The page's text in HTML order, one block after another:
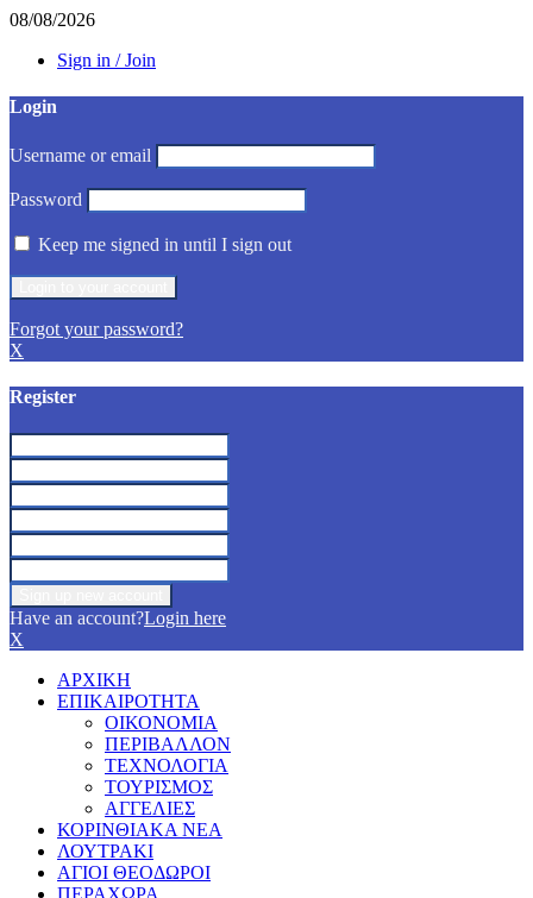
08/08/2026
Sign in / Join
Login
Username or email
Password
Keep me signed in until I sign out
Forgot your password?
X
Register
Have an account?Login here
X
ΑΡΧΙΚΗ
ΕΠΙΚΑΙΡΟΤΗΤΑ
ΟΙΚΟΝΟΜΙΑ
ΠΕΡΙΒΑΛΛΟΝ
ΤΕΧΝΟΛΟΓΙΑ
ΤΟΥΡΙΣΜΟΣ
ΑΓΓΕΛΙΕΣ
ΚΟΡΙΝΘΙΑΚΑ ΝΕΑ
ΛΟΥΤΡΑΚΙ
ΑΓΙΟΙ ΘΕΟΔΩΡΟΙ
ΠΕΡΑΧΩΡΑ